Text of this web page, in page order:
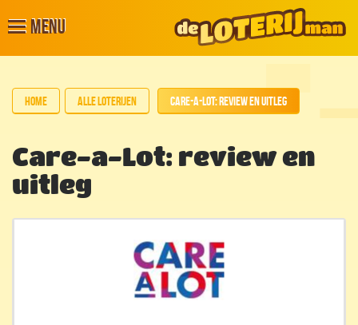
Menu
Home Alle loterijen Care-a-Lot: review en uitleg
Care-a-Lot: review en
uitleg